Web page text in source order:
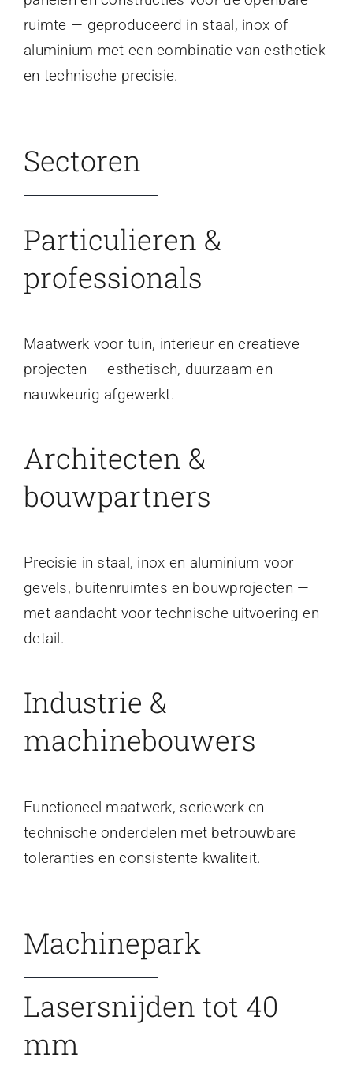
ruimte — geproduceerd in staal, inox of
aluminium met een combinatie van esthetiek
en technische precisie.
Sectoren
Particulieren &
professionals
Maatwerk voor tuin, interieur en creatieve
projecten — esthetisch, duurzaam en
nauwkeurig afgewerkt.
Architecten &
bouwpartners
Precisie in staal, inox en aluminium voor
gevels, buitenruimtes en bouwprojecten —
met aandacht voor technische uitvoering en
detail.
Industrie &
machinebouwers
Functioneel maatwerk, seriewerk en
technische onderdelen met betrouwbare
toleranties en consistente kwaliteit.
Machinepark
Lasersnijden tot 40
mm